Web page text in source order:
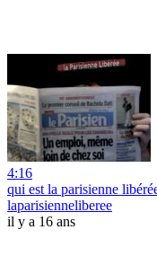
4:16
qui est la parisienne
laparisienneliberee
il y a 16 ans